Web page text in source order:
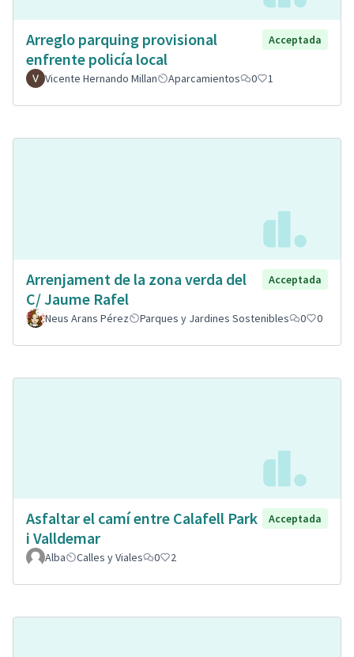
Arreglo parquing provisional
enfrente policía local
Acceptada
Vicente Hernando Millan Aparcamientos 0 1
Arrenjament de la zona verda del
C/ Jaume Rafel
Acceptada
Neus Arans Pérez Parques y Jardines Sostenibles 0 0
Asfaltar el camí entre Calafell Park
i Valldemar
Acceptada
Alba Calles y Viales 0 2